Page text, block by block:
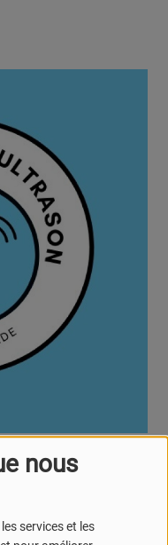
nous
services et les
vous réveille sur
découverte, et
et invité.s.